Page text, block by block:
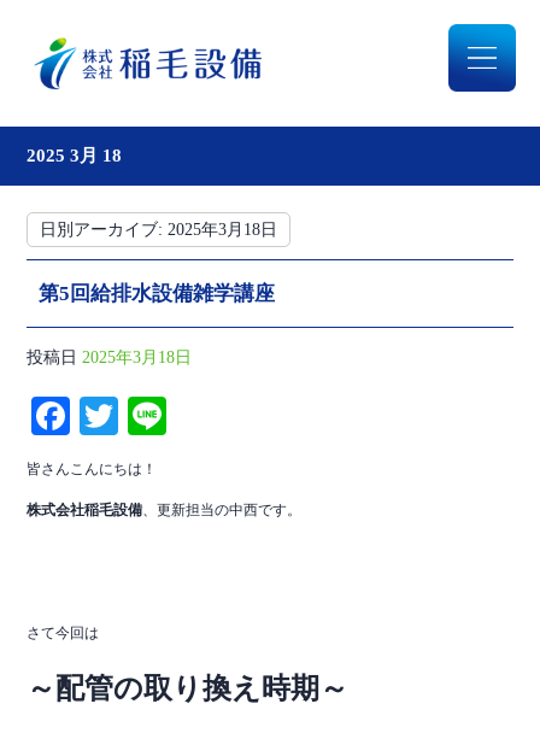
2025 3月 18
日別アーカイブ:2025年3月18日
第5回給排水設備雑学講座
投稿日 2025年3月18日
Fa
ce
bo
ok
T
wi
tte
r
皆さんこんにちは！
株式会社稲毛設備、更新担当の中西です。
さて今回は
～配管の取り換え時期～